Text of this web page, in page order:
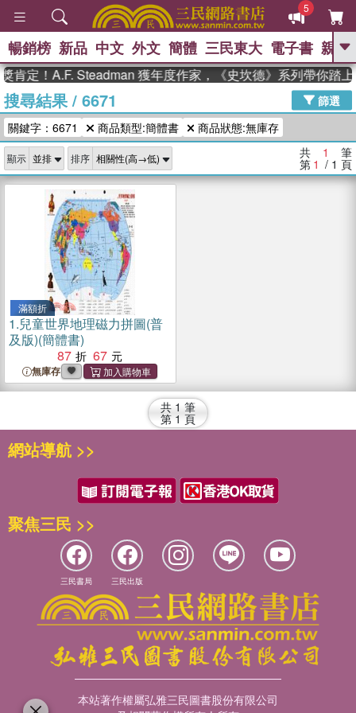
5
GO
The Odyssey 、
父親節 、 如果歷史是一群喵 、 暑期
推薦
、 國際布克獎 臺灣漫遊錄
念華 、 台灣的李登輝時代 、 數學女
孩：黎曼猜想
偉大的迷走神經
暢銷榜 新品 中文 外文 簡體 三民東大 電子書 親子
肯定！A.F. Steadman 獲年度作家，《史坎德》系列帶你踏上
搜尋結果/ 6671
篩選
關鍵字：6671
商品類型:簡體書 商品狀態:無庫存
顯示 排序 共 1 筆
第 1 / 1 頁
滿額折
1.兒童世界地理磁力拼圖(普
及版)(簡體書)
87
67
無庫存
共 1 筆
第 1 頁
網站導航 >>
聚焦三民 >>
三民書局 三民出版
本站著作權屬弘雅三民圖書股份有限公司